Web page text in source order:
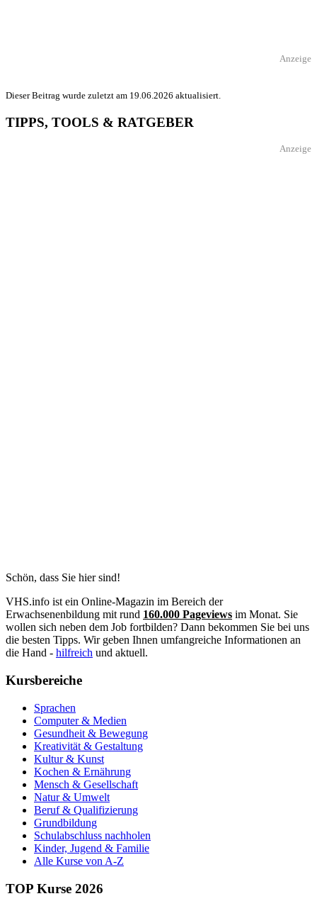
Anzeige
Dieser Beitrag wurde zuletzt am 19.06.2026 aktualisiert.
TIPPS, TOOLS & RATGEBER
Anzeige
Schön, dass Sie hier sind!
VHS.info ist ein Online-Magazin im Bereich der
Erwachsenenbildung mit rund 160.000 Pageviews im Monat. Sie
wollen sich neben dem Job fortbilden? Dann bekommen Sie bei uns
die besten Tipps. Wir geben Ihnen umfangreiche Informationen an
die Hand - hilfreich und aktuell.
Kursbereiche
Sprachen
Computer & Medien
Gesundheit & Bewegung
Kreativität & Gestaltung
Kultur & Kunst
Kochen & Ernährung
Mensch & Gesellschaft
Natur & Umwelt
Beruf & Qualifizierung
Grundbildung
Schulabschluss nachholen
Kinder, Jugend & Familie
Alle Kurse von A-Z
TOP Kurse 2026